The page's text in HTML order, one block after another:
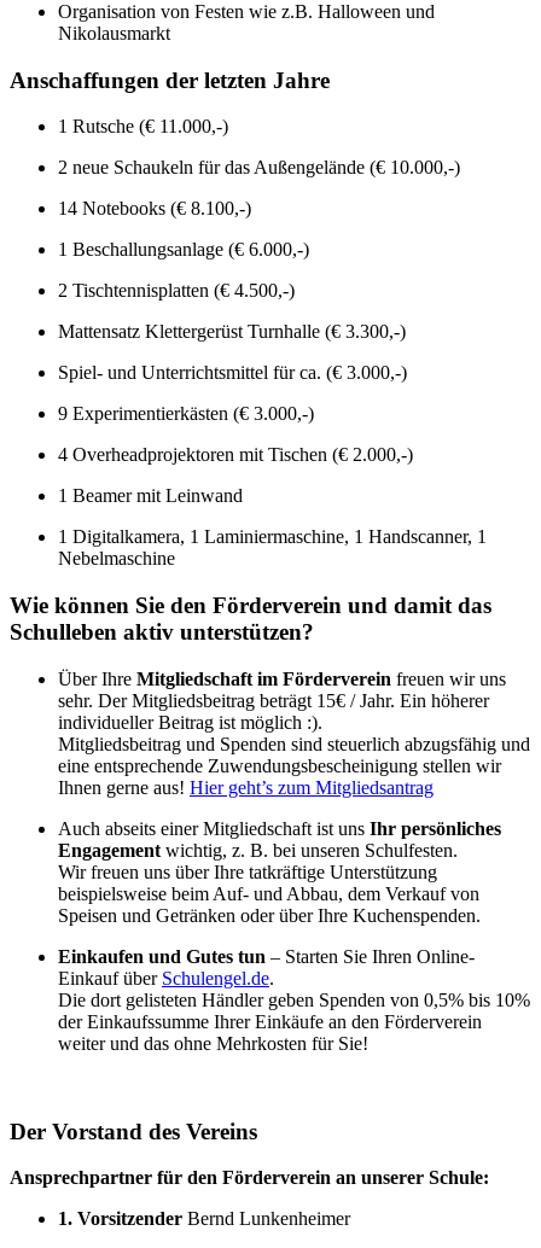
Organisation von Festen wie z.B. Halloween und
Nikolausmarkt
Anschaffungen der letzten Jahre
1 Rutsche (€ 11.000,-)
2 neue Schaukeln für das Außengelände (€ 10.000,-)
14 Notebooks (€ 8.100,-)
1 Beschallungsanlage (€ 6.000,-)
2 Tischtennisplatten (€ 4.500,-)
Mattensatz Klettergerüst Turnhalle (€ 3.300,-)
Spiel- und Unterrichtsmittel für ca. (€ 3.000,-)
9 Experimentierkästen (€ 3.000,-)
4 Overheadprojektoren mit Tischen (€ 2.000,-)
1 Beamer mit Leinwand
1 Digitalkamera, 1 Laminiermaschine, 1 Handscanner, 1
Nebelmaschine
Wie können Sie den Förderverein und damit das
Schulleben aktiv unterstützen?
Über Ihre Mitgliedschaft im Förderverein freuen wir uns
sehr. Der Mitgliedsbeitrag beträgt 15€ / Jahr. Ein höherer
individueller Beitrag ist möglich :).
Mitgliedsbeitrag und Spenden sind steuerlich abzugsfähig und
eine entsprechende Zuwendungsbescheinigung stellen wir
Ihnen gerne aus! Hier geht’s zum Mitgliedsantrag
Auch abseits einer Mitgliedschaft ist uns Ihr persönliches
Engagement wichtig, z. B. bei unseren Schulfesten.
Wir freuen uns über Ihre tatkräftige Unterstützung
beispielsweise beim Auf- und Abbau, dem Verkauf von
Speisen und Getränken oder über Ihre Kuchenspenden.
Einkaufen und Gutes tun – Starten Sie Ihren Online-
Einkauf über Schulengel.de.
Die dort gelisteten Händler geben Spenden von 0,5% bis 10%
der Einkaufssumme Ihrer Einkäufe an den Förderverein
weiter und das ohne Mehrkosten für Sie!
Der Vorstand des Vereins
Ansprechpartner für den Förderverein an unserer Schule:
1. Vorsitzender Bernd Lunkenheimer